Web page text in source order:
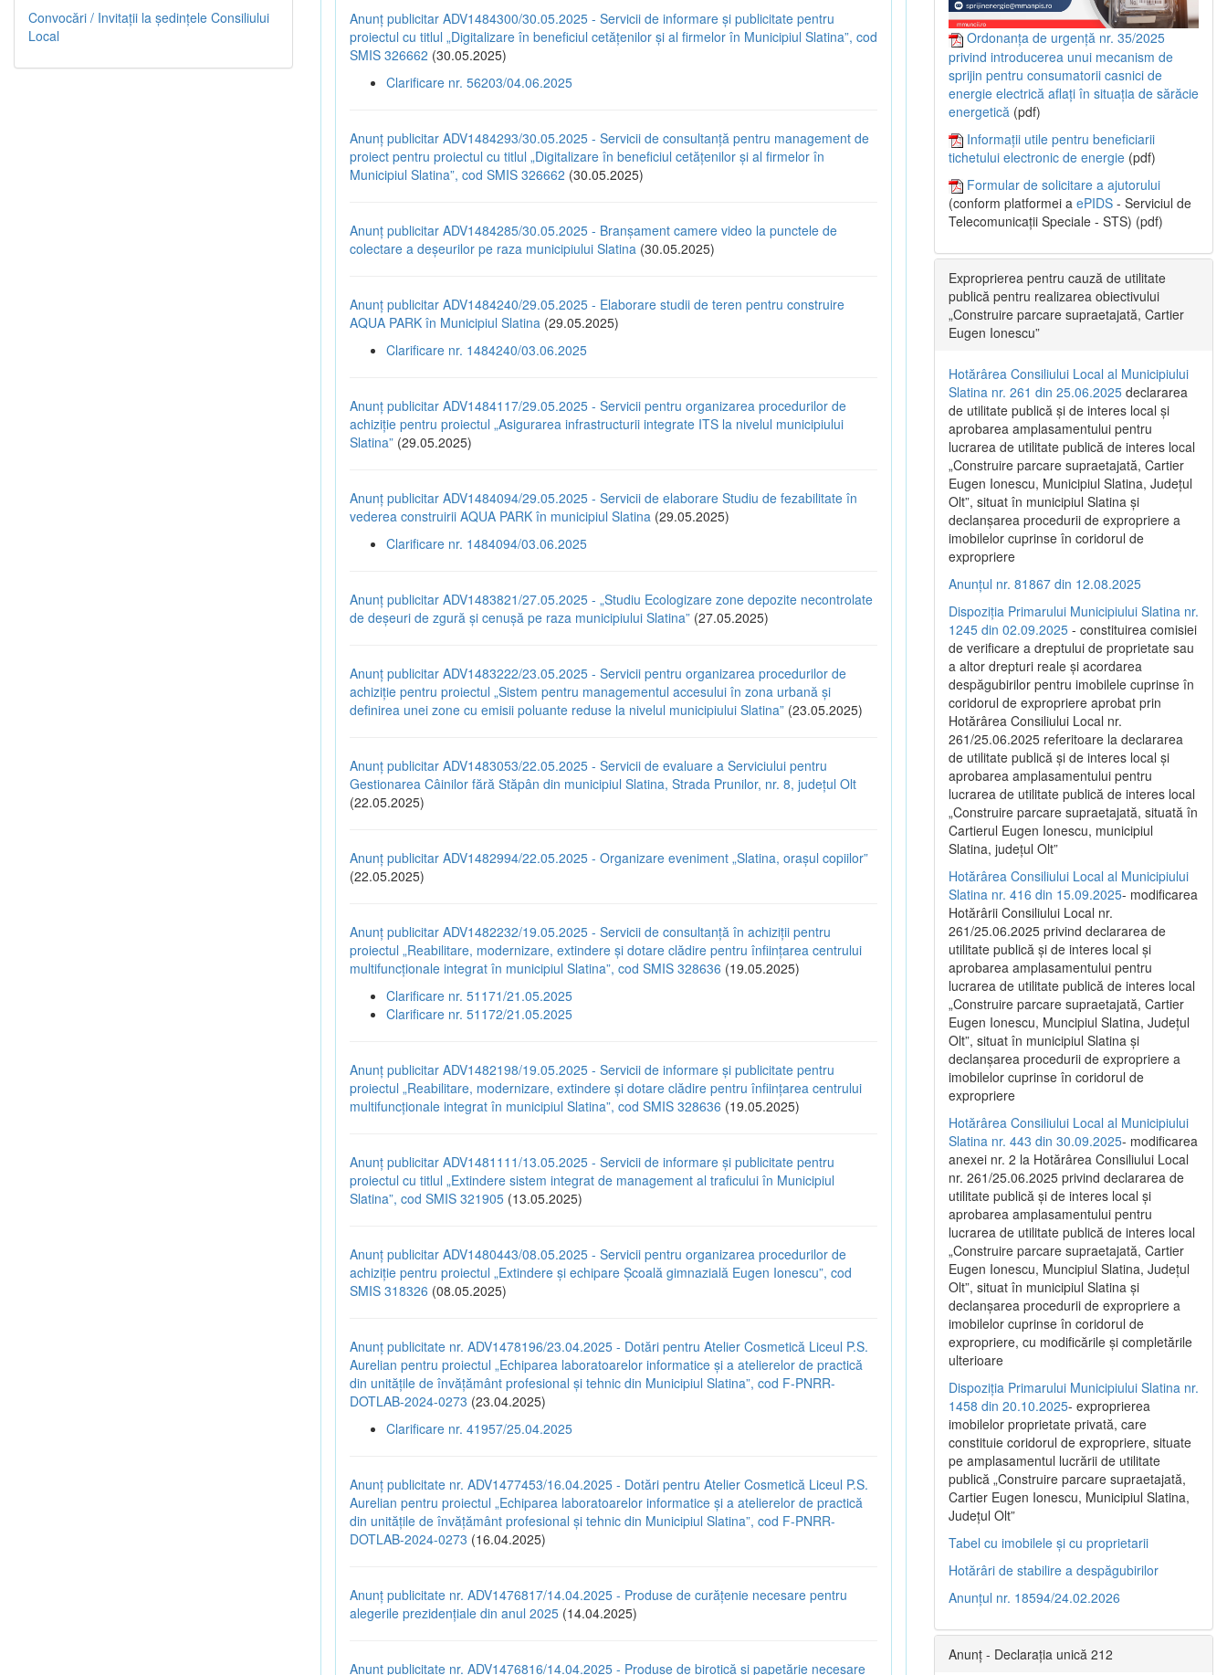
Anunț publicitar ADV1484300/30.05.2025 - Servicii de informare și publicitate pentru
proiectul cu titlul „Digitalizare în beneficiul cetățenilor și al firmelor în Municipiul Slatina”, cod
SMIS 326662 (30.05.2025)
Clarificare nr. 56203/04.06.2025
Anunț publicitar ADV1484293/30.05.2025 - Servicii de consultanță pentru management de
proiect pentru proiectul cu titlul „Digitalizare în beneficiul cetățenilor și al firmelor în
Municipiul Slatina”, cod SMIS 326662 (30.05.2025)
Anunț publicitar ADV1484285/30.05.2025 - Branșament camere video la punctele de
colectare a deșeurilor pe raza municipiului Slatina (30.05.2025)
Anunț publicitar ADV1484240/29.05.2025 - Elaborare studii de teren pentru construire
AQUA PARK în Municipiul Slatina (29.05.2025)
Clarificare nr. 1484240/03.06.2025
Anunț publicitar ADV1484117/29.05.2025 - Servicii pentru organizarea procedurilor de
achiziție pentru proiectul „Asigurarea infrastructurii integrate ITS la nivelul municipiului
Slatina” (29.05.2025)
Anunț publicitar ADV1484094/29.05.2025 - Servicii de elaborare Studiu de fezabilitate în
vederea construirii AQUA PARK în municipiul Slatina (29.05.2025)
Clarificare nr. 1484094/03.06.2025
Anunț publicitar ADV1483821/27.05.2025 - „Studiu Ecologizare zone depozite necontrolate
de deșeuri de zgură și cenușă pe raza municipiului Slatina” (27.05.2025)
Anunț publicitar ADV1483222/23.05.2025 - Servicii pentru organizarea procedurilor de
achiziție pentru proiectul „Sistem pentru managementul accesului în zona urbană și
definirea unei zone cu emisii poluante reduse la nivelul municipiului Slatina” (23.05.2025)
Anunț publicitar ADV1483053/22.05.2025 - Servicii de evaluare a Serviciului pentru
Gestionarea Câinilor fără Stăpân din municipiul Slatina, Strada Prunilor, nr. 8, județul Olt
(22.05.2025)
Anunț publicitar ADV1482994/22.05.2025 - Organizare eveniment „Slatina, orașul copiilor”
(22.05.2025)
Anunț publicitar ADV1482232/19.05.2025 - Servicii de consultanță în achiziții pentru
proiectul „Reabilitare, modernizare, extindere și dotare clădire pentru înființarea centrului
multifuncționale integrat în municipiul Slatina”, cod SMIS 328636 (19.05.2025)
Clarificare nr. 51171/21.05.2025
Clarificare nr. 51172/21.05.2025
Anunț publicitar ADV1482198/19.05.2025 - Servicii de informare și publicitate pentru
proiectul „Reabilitare, modernizare, extindere și dotare clădire pentru înființarea centrului
multifuncționale integrat în municipiul Slatina”, cod SMIS 328636 (19.05.2025)
Anunț publicitar ADV1481111/13.05.2025 - Servicii de informare și publicitate pentru
proiectul cu titlul „Extindere sistem integrat de management al traficului în Municipiul
Slatina”, cod SMIS 321905 (13.05.2025)
Anunț publicitar ADV1480443/08.05.2025 - Servicii pentru organizarea procedurilor de
achiziție pentru proiectul „Extindere și echipare Școală gimnazială Eugen Ionescu”, cod
SMIS 318326 (08.05.2025)
Anunț publicitate nr. ADV1478196/23.04.2025 - Dotări pentru Atelier Cosmetică Liceul P.S.
Aurelian pentru proiectul „Echiparea laboratoarelor informatice și a atelierelor de practică
din unitățile de învățământ profesional și tehnic din Municipiul Slatina”, cod F-PNRR-
DOTLAB-2024-0273 (23.04.2025)
Clarificare nr. 41957/25.04.2025
Anunț publicitate nr. ADV1477453/16.04.2025 - Dotări pentru Atelier Cosmetică Liceul P.S.
Aurelian pentru proiectul „Echiparea laboratoarelor informatice și a atelierelor de practică
din unitățile de învățământ profesional și tehnic din Municipiul Slatina”, cod F-PNRR-
DOTLAB-2024-0273 (16.04.2025)
Anunț publicitate nr. ADV1476817/14.04.2025 - Produse de curățenie necesare pentru
alegerile prezidențiale din anul 2025 (14.04.2025)
Anunț publicitate nr. ADV1476816/14.04.2025 - Produse de birotică și papetărie necesare
Convocări / Invitaţii la şedinţele Consiliului
Local
Ordonanța de urgență nr. 35/2025
privind introducerea unui mecanism de
sprijin pentru consumatorii casnici de
energie electrică aflați în situația de sărăcie
energetică (pdf)
Informații utile pentru beneficiarii
tichetului electronic de energie (pdf)
Formular de solicitare a ajutorului
(conform platformei a ePIDS - Serviciul de
Telecomunicații Speciale - STS) (pdf)
Exproprierea pentru cauză de utilitate
publică pentru realizarea obiectivului
„Construire parcare supraetajată, Cartier
Eugen Ionescu”
Hotărârea Consiliului Local al Municipiului
Slatina nr. 261 din 25.06.2025 declararea
de utilitate publică și de interes local și
aprobarea amplasamentului pentru
lucrarea de utilitate publică de interes local
„Construire parcare supraetajată, Cartier
Eugen Ionescu, Municipiul Slatina, Județul
Olt”, situat în municipiul Slatina și
declanșarea procedurii de expropriere a
imobilelor cuprinse în coridorul de
expropriere
Anunțul nr. 81867 din 12.08.2025
Dispoziția Primarului Municipiului Slatina nr.
1245 din 02.09.2025 - constituirea comisiei
de verificare a dreptului de proprietate sau
a altor drepturi reale și acordarea
despăgubirilor pentru imobilele cuprinse în
coridorul de expropriere aprobat prin
Hotărârea Consiliului Local nr.
261/25.06.2025 referitoare la declararea
de utilitate publică și de interes local și
aprobarea amplasamentului pentru
lucrarea de utilitate publică de interes local
„Construire parcare supraetajată, situată în
Cartierul Eugen Ionescu, municipiul
Slatina, județul Olt”
Hotărârea Consiliului Local al Municipiului
Slatina nr. 416 din 15.09.2025- modificarea
Hotărârii Consiliului Local nr.
261/25.06.2025 privind declararea de
utilitate publică și de interes local și
aprobarea amplasamentului pentru
lucrarea de utilitate publică de interes local
„Construire parcare supraetajată, Cartier
Eugen Ionescu, Muncipiul Slatina, Județul
Olt”, situat în municipiul Slatina și
declanșarea procedurii de expropriere a
imobilelor cuprinse în coridorul de
expropriere
Hotărârea Consiliului Local al Municipiului
Slatina nr. 443 din 30.09.2025- modificarea
anexei nr. 2 la Hotărârea Consiliului Local
nr. 261/25.06.2025 privind declararea de
utilitate publică şi de interes local şi
aprobarea amplasamentului pentru
lucrarea de utilitate publică de interes local
„Construire parcare supraetajată, Cartier
Eugen Ionescu, Muncipiul Slatina, Judeţul
Olt”, situat în municipiul Slatina şi
declanşarea procedurii de expropriere a
imobilelor cuprinse în coridorul de
expropriere, cu modificările şi completările
ulterioare
Dispoziția Primarului Municipiului Slatina nr.
1458 din 20.10.2025- exproprierea
imobilelor proprietate privată, care
constituie coridorul de expropriere, situate
pe amplasamentul lucrării de utilitate
publică „Construire parcare supraetajată,
Cartier Eugen Ionescu, Municipiul Slatina,
Județul Olt”
Tabel cu imobilele și cu proprietarii
Hotărâri de stabilire a despăgubirilor
Anunțul nr. 18594/24.02.2026
Anunț - Declarația unică 212